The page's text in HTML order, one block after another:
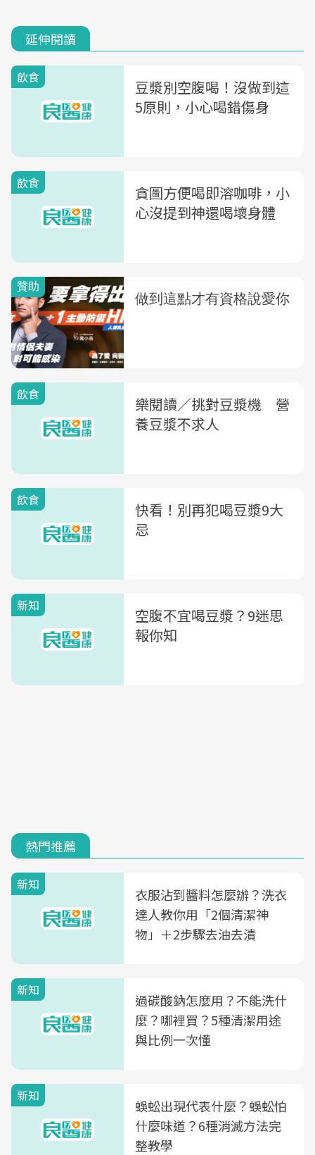
延伸閱讀
飲食
豆漿別空腹喝！沒做到這
5原則，小心喝錯傷身
飲食
貪圖方便喝即溶咖啡，小
心沒提到神還喝壞身體
飲食
樂閱讀／挑對豆漿機 營
養豆漿不求人
飲食
快看！別再犯喝豆漿9大
忌
新知
空腹不宜喝豆漿？9迷思
報你知
熱門推薦
新知
衣服沾到醬料怎麼辦？洗衣
達人教你用「2個清潔神
物」＋2步驟去油去漬
新知
過碳酸鈉怎麼用？不能洗什
麼？哪裡買？5種清潔用途
與比例一次懂
新知
蜈蚣出現代表什麼？蜈蚣怕
什麼味道？6種消滅方法完
整教學